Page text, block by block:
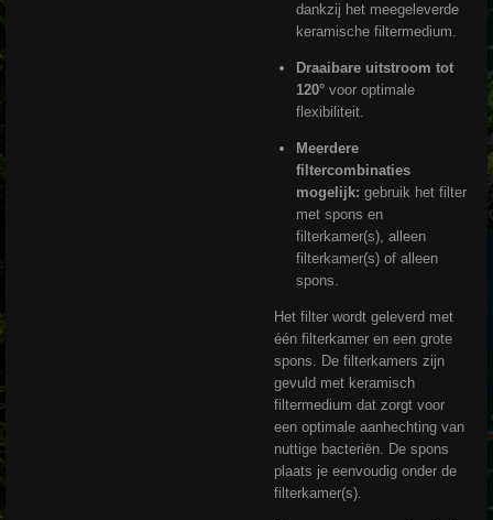
dankzij het meegeleverde
keramische filtermedium.
Draaibare uitstroom tot
120°voor optimale
flexibiliteit.
Meerdere
filtercombinaties
mogelijk: gebruik het filter
met spons en
filterkamer(s), alleen
filterkamer(s) of alleen
spons.
Het filter wordt geleverd met
één filterkamer en een grote
spons. De filterkamers zijn
gevuld met keramisch
filtermedium dat zorgt voor
een optimale aanhechting van
nuttige bacteriën. De spons
plaats je eenvoudig onder de
filterkamer(s).